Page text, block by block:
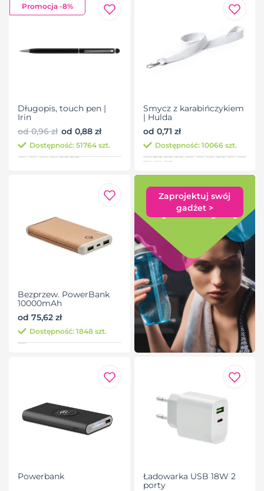
Promocja -8%
Długopis, touch pen |
Irin
od 0,96 zł od 0,88 zł
Dostępność: 51764 szt.
Smycz z karabińczykiem
| Hulda
od 0,71 zł
Dostępność: 10066 szt.
Bezprzew. PowerBank
10000mAh
od 75,62 zł
Dostępność: 1848 szt.
Zaprojektuj swój
gadżet >
Powerbank
Ładowarka USB 18W 2
porty